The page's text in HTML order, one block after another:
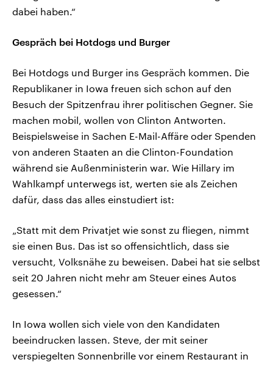
dabei haben.“
Gespräch bei Hotdogs und Burger
Bei Hotdogs und Burger ins Gespräch kommen. Die
Republikaner in Iowa freuen sich schon auf den
Besuch der Spitzenfrau ihrer politischen Gegner. Sie
machen mobil, wollen von Clinton Antworten.
Beispielsweise in Sachen E-Mail-Affäre oder Spenden
von anderen Staaten an die Clinton-Foundation
während sie Außenministerin war. Wie Hillary im
Wahlkampf unterwegs ist, werten sie als Zeichen
dafür, dass das alles einstudiert ist:
„Statt mit dem Privatjet wie sonst zu fliegen, nimmt
sie einen Bus. Das ist so offensichtlich, dass sie
versucht, Volksnähe zu beweisen. Dabei hat sie selbst
seit 20 Jahren nicht mehr am Steuer eines Autos
gesessen.“
In Iowa wollen sich viele von den Kandidaten
beeindrucken lassen. Steve, der mit seiner
verspiegelten Sonnenbrille vor einem Restaurant in